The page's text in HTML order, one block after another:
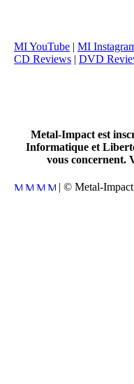
MI YouTube | MI
CD Reviews | DVD
Metal-Impact est
Informatique et
vous concernent.
| © Metal-Impact